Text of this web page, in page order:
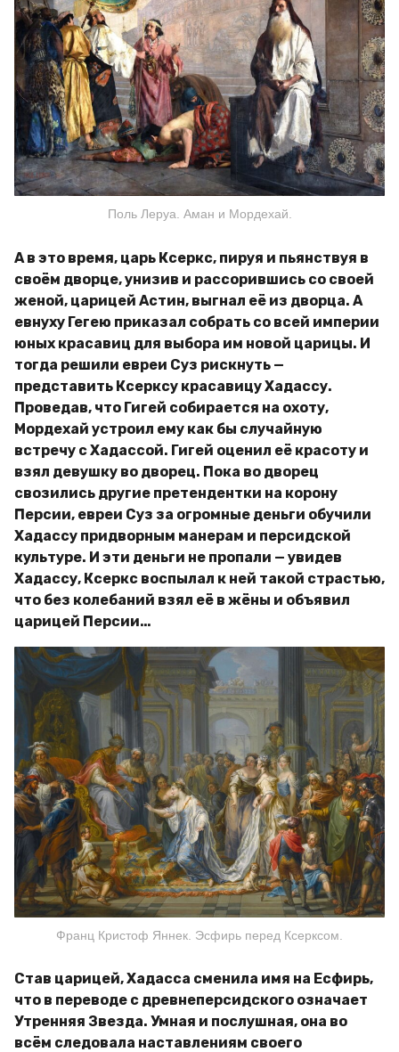
Поль Леруа. Аман и Мордехай.
А в это время, царь Ксеркс, пируя и пьянствуя в
своём дворце, унизив и рассорившись со своей
женой, царицей Астин, выгнал её из дворца. А
евнуху Гегею приказал собрать со всей империи
юных красавиц для выбора им новой царицы. И
тогда решили евреи Суз рискнуть —
представить Ксерксу красавицу Хадассу.
Проведав, что Гигей собирается на охоту,
Мордехай устроил ему как бы случайную
встречу с Хадассой. Гигей оценил её красоту и
взял девушку во дворец. Пока во дворец
свозились другие претендентки на корону
Персии, евреи Суз за огромные деньги обучили
Хадассу придворным манерам и персидской
культуре. И эти деньги не пропали — увидев
Хадассу, Ксеркс воспылал к ней такой страстью,
что без колебаний взял её в жёны и объявил
царицей Персии…
Франц Кристоф Яннек. Эсфирь перед Ксерксом.
Став царицей, Хадасса сменила имя на Есфирь,
что в переводе с древнеперсидского означает
Утренняя Звезда. Умная и послушная, она во
всём следовала наставлениям своего